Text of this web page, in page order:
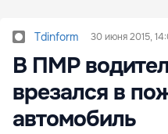
Tdinform 30 июня 2015,
В ПМР
врезался в
автомобиль